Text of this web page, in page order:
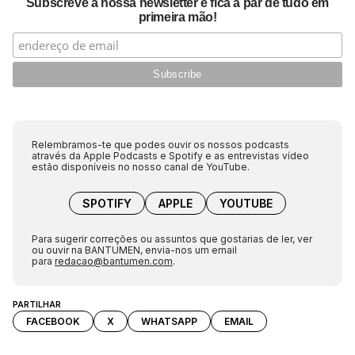
PARTILHAR
FACEBOOK X WHATSAPP EMAIL
Subscreve a nossa newsletter e fica a par de tudo em
primeira mão!
Relembramos-te que podes ouvir os nossos podcasts
através da Apple Podcasts e Spotify e as entrevistas vídeo
estão disponíveis no nosso canal de YouTube.
SPOTIFY APPLE YOUTUBE
Para sugerir correções ou assuntos que gostarias de ler, ver
ou ouvir na BANTUMEN, envia-nos um email
para redacao@bantumen.com.